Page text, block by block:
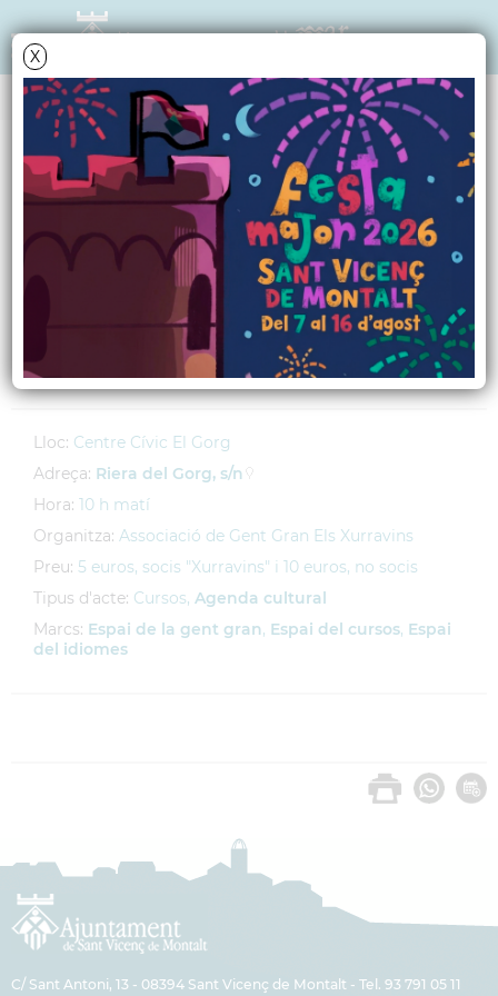
X
AGENDA
Dimecres30 maig 2012
Curs de català per a
majors de 60 anys
Impartit per Sílvia Sánchez
Lloc: Centre Cívic El Gorg
Adreça: Riera del Gorg, s/n
Hora: 10 h matí
Organitza: Associació de Gent Gran Els Xurravins
Preu: 5 euros, socis "Xurravins" i 10 euros, no socis
Tipus d'acte: Cursos, Agenda cultural
Marcs: Espai de la gent gran, Espai del cursos, Espai
del idiomes
C/ Sant Antoni, 13 - 08394 Sant Vicenç de Montalt - Tel. 93 791 05 11